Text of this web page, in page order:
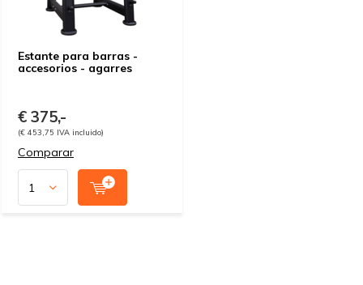
Estante para barras -
accesorios - agarres
€ 375,-
(€ 453,75 IVA incluido)
Comparar